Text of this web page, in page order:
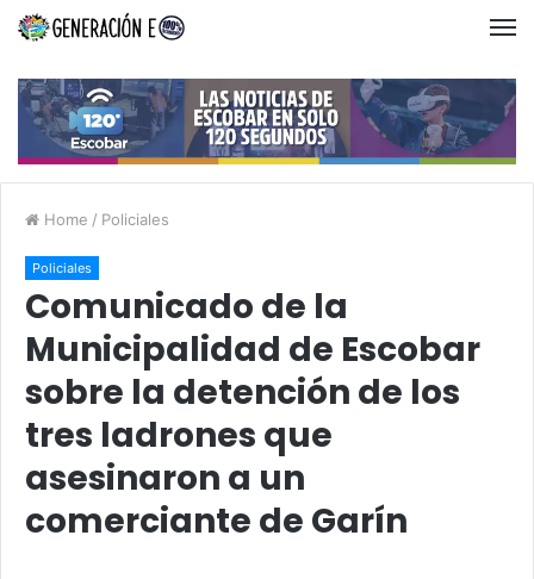
Home / Policiales
Policiales
Comunicado de la
Municipalidad de Escobar
sobre la detención de los
tres ladrones que
asesinaron a un
comerciante de Garín